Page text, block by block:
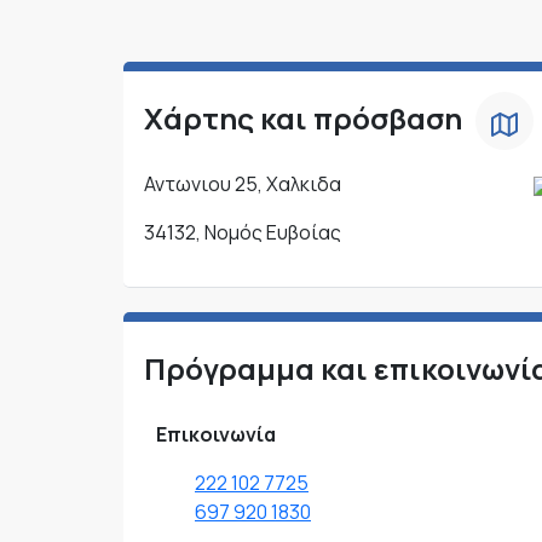
Χάρτης και πρόσβαση
Αντωνιου 25, Χαλκιδα
34132, Νομός Ευβοίας
Πρόγραμμα και
Επικοινωνία
222 102 7725
697 920 1830